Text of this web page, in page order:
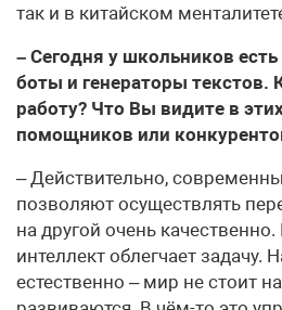
так и в китайском
– Сегодня у школьников
боты и генераторы текстов.
работу? Что Вы видите в
помощников или
– Действительно,
позволяют осуществлять
на другой очень
интеллект облегчает задачу.
естественно – мир не стоит